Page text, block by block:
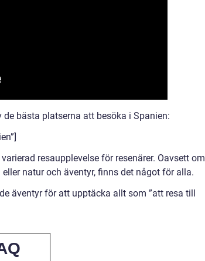
bästa platserna att besöka i Spanien:
resaupplevelse för resenärer. Oavsett om
natur och äventyr, finns det något för alla.
äventyr för att upptäcka allt som ”att resa till